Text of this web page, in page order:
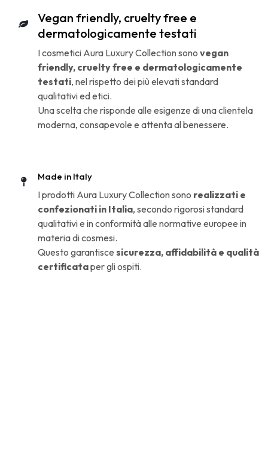
Vegan friendly, cruelty free e
dermatologicamente testati
I cosmetici Aura Luxury Collection sono vegan
friendly, cruelty free e dermatologicamente
testati, nel rispetto dei più elevati standard
qualitativi ed etici.
Una scelta che risponde alle esigenze di una clientela
moderna, consapevole e attenta al benessere.
Made in Italy
I prodotti Aura Luxury Collection sono realizzati e
confezionati in Italia, secondo rigorosi standard
qualitativi e in conformità alle normative europee in
materia di cosmesi.
Questo garantisce sicurezza, affidabilità e qualità
certificataper gli ospiti.